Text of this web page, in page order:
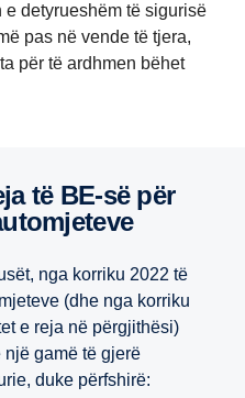
detyrueshëm të sigurisë
pas në vende të tjera,
për të ardhmen bëhet
nga korriku 2022 të
(dhe nga korriku
e reja në përgjithësi)
gamë të gjerë
duke përfshirë: